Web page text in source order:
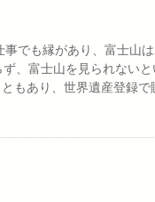
でも縁があり、富士山
、富士山を見られない
もあり、世界遺産登録